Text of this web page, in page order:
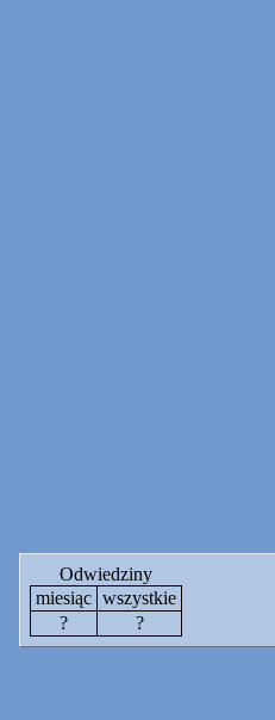
Odwiedziny
miesiąc wszystkie
?
?